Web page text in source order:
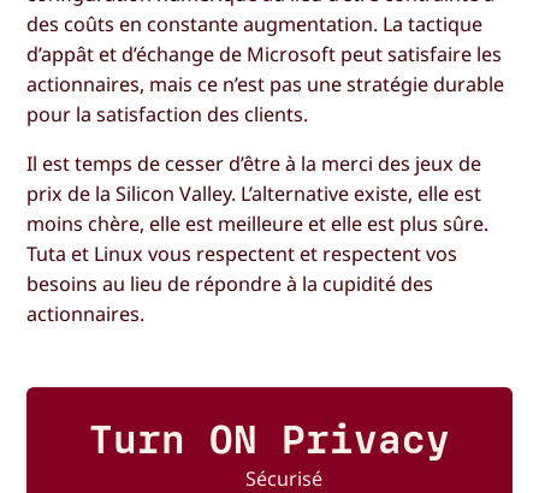
des coûts en constante augmentation. La tactique
d’appât et d’échange de Microsoft peut satisfaire les
actionnaires, mais ce n’est pas une stratégie durable
pour la satisfaction des clients.
Il est temps de cesser d’être à la merci des jeux de
prix de la Silicon Valley. L’alternative existe, elle est
moins chère, elle est meilleure et elle est plus sûre.
Tuta et Linux vous respectent et respectent vos
besoins au lieu de répondre à la cupidité des
actionnaires.
Turn ON Privacy
Sécurisé